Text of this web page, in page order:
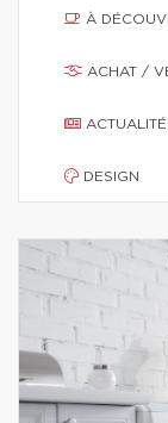
À
ACHAT /
DESIGN